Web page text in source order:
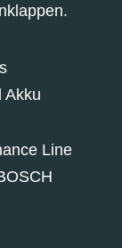
Akku
Line